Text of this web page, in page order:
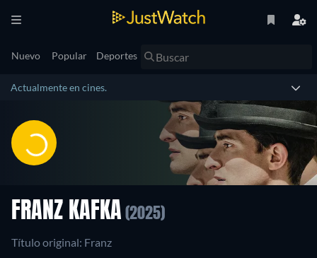
Nuevo Popular Deportes
Actualmente en cines.
FRANZ KAFKA (2025)
Título original: Franz